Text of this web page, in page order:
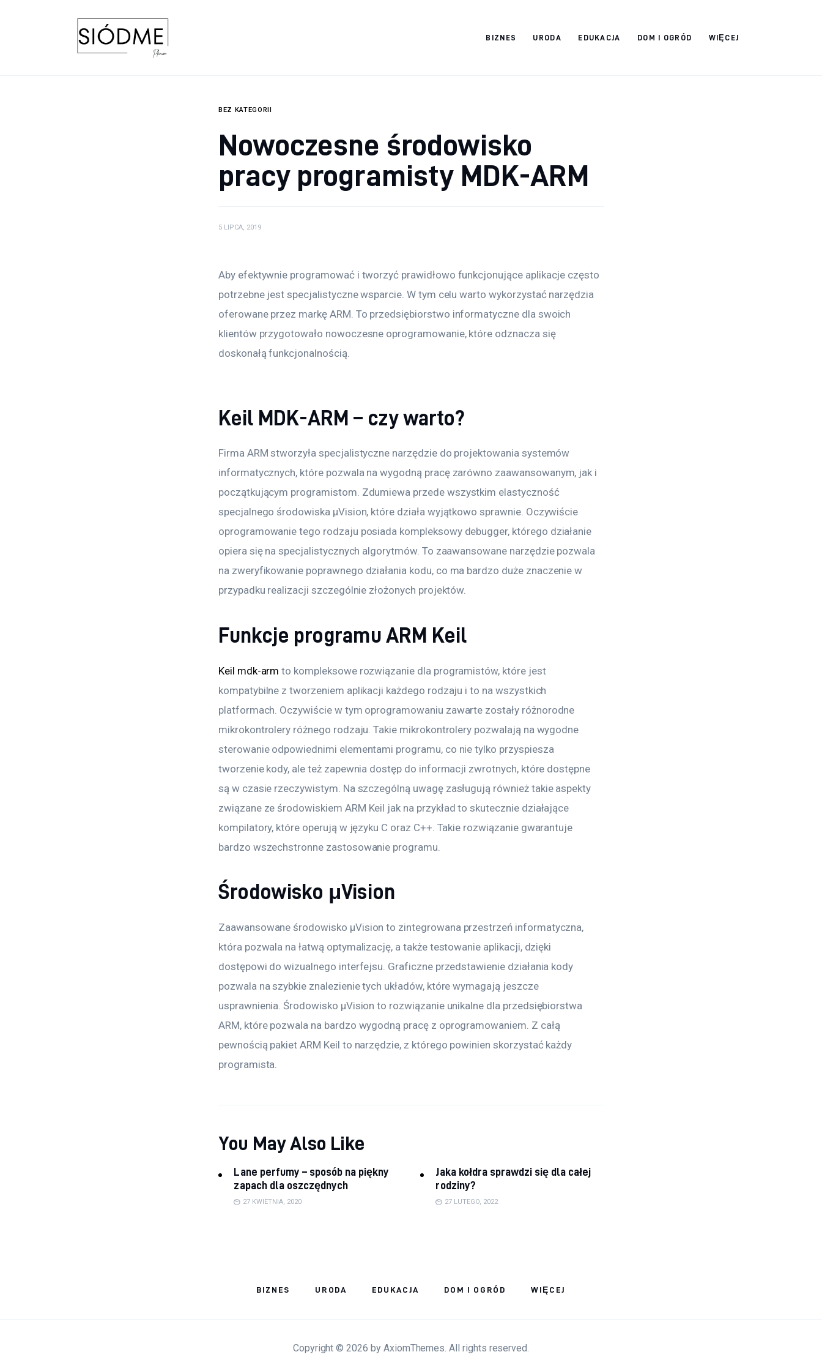
BIZNES URODA EDUKACJA DOM I OGRÓD WIĘCEJ
BEZ KATEGORII
Nowoczesne środowisko
pracy programisty MDK-ARM
5 LIPCA, 2019
Aby efektywnie programować i tworzyć prawidłowo funkcjonujące aplikacje często
potrzebne jest specjalistyczne wsparcie. W tym celu warto wykorzystać narzędzia
oferowane przez markę ARM. To przedsiębiorstwo informatyczne dla swoich
klientów przygotowało nowoczesne oprogramowanie, które odznacza się
doskonałą funkcjonalnością.
Keil MDK-ARM – czy warto?
Firma ARM stworzyła specjalistyczne narzędzie do projektowania systemów
informatycznych, które pozwala na wygodną pracę zarówno zaawansowanym, jak i
początkującym programistom. Zdumiewa przede wszystkim elastyczność
specjalnego środowiska μVision, które działa wyjątkowo sprawnie. Oczywiście
oprogramowanie tego rodzaju posiada kompleksowy debugger, którego działanie
opiera się na specjalistycznych algorytmów. To zaawansowane narzędzie pozwala
na zweryfikowanie poprawnego działania kodu, co ma bardzo duże znaczenie w
przypadku realizacji szczególnie złożonych projektów.
Funkcje programu ARM Keil
Keil mdk-arm to kompleksowe rozwiązanie dla programistów, które jest
kompatybilne z tworzeniem aplikacji każdego rodzaju i to na wszystkich
platformach. Oczywiście w tym oprogramowaniu zawarte zostały różnorodne
mikrokontrolery różnego rodzaju. Takie mikrokontrolery pozwalają na wygodne
sterowanie odpowiednimi elementami programu, co nie tylko przyspiesza
tworzenie kody, ale też zapewnia dostęp do informacji zwrotnych, które dostępne
są w czasie rzeczywistym. Na szczególną uwagę zasługują również takie aspekty
związane ze środowiskiem ARM Keil jak na przykład to skutecznie działające
kompilatory, które operują w języku C oraz C++. Takie rozwiązanie gwarantuje
bardzo wszechstronne zastosowanie programu.
Środowisko μVision
Zaawansowane środowisko μVision to zintegrowana przestrzeń informatyczna,
która pozwala na łatwą optymalizację, a także testowanie aplikacji, dzięki
dostępowi do wizualnego interfejsu. Graficzne przedstawienie działania kody
pozwala na szybkie znalezienie tych układów, które wymagają jeszcze
usprawnienia. Środowisko μVision to rozwiązanie unikalne dla przedsiębiorstwa
ARM, które pozwala na bardzo wygodną pracę z oprogramowaniem. Z całą
pewnością pakiet ARM Keil to narzędzie, z którego powinien skorzystać każdy
programista.
You May Also Like
Lane perfumy – sposób na piękny
zapach dla oszczędnych
27 KWIETNIA, 2020
Jaka kołdra sprawdzi się dla całej
rodziny?
27 LUTEGO, 2022
BIZNES URODA EDUKACJA DOM I OGRÓD WIĘCEJ
Copyright © 2026 by AxiomThemes. All rights reserved.